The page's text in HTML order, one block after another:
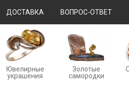
ДОСТАВКА ВОПРОС-ОТВЕТ
Ювелирные
украшения
Золотые
cамородки